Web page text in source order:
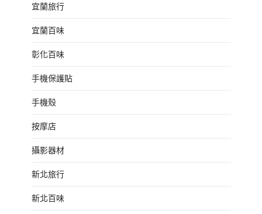
宜蘭旅行
宜蘭百味
彰化百味
手機保護貼
手機殼
按摩店
攝影器材
新北旅行
新北百味